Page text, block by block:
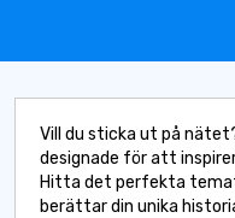
Vill du sticka ut på
designade för att
Hitta det perfekta
berättar din unika